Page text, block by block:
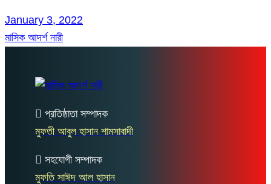
January 3, 2022
মাসিক আদর্শ নারী
প্রতিষ্ঠাতা সম্পাদক
মুফতী আবুল হাসান শামসাবাদী
সহযোগী সম্পাদক
মুফতি সাঈদ আল হাসান